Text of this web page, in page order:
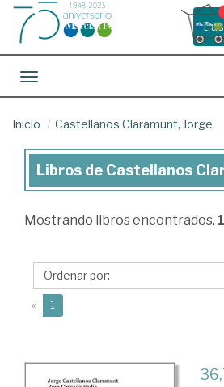
Toggle navigation
Inicio Castellanos Claramunt, Jorge
Libros
Castellanos
Jorge
Libros de Castellanos
Mostrando libros encontrados. 1
« 1